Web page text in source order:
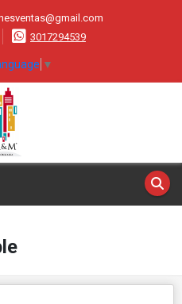
3017294539
▼